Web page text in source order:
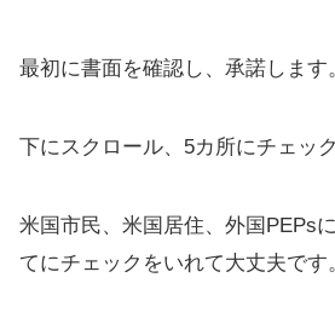
最初に書面を確認し、承諾します
下にスクロール、5カ所にチェッ
米国市民、米国居住、外国PEPs
てにチェックをいれて大丈夫です